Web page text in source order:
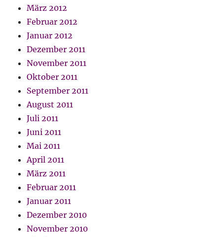
März 2012
Februar 2012
Januar 2012
Dezember 2011
November 2011
Oktober 2011
September 2011
August 2011
Juli 2011
Juni 2011
Mai 2011
April 2011
März 2011
Februar 2011
Januar 2011
Dezember 2010
November 2010